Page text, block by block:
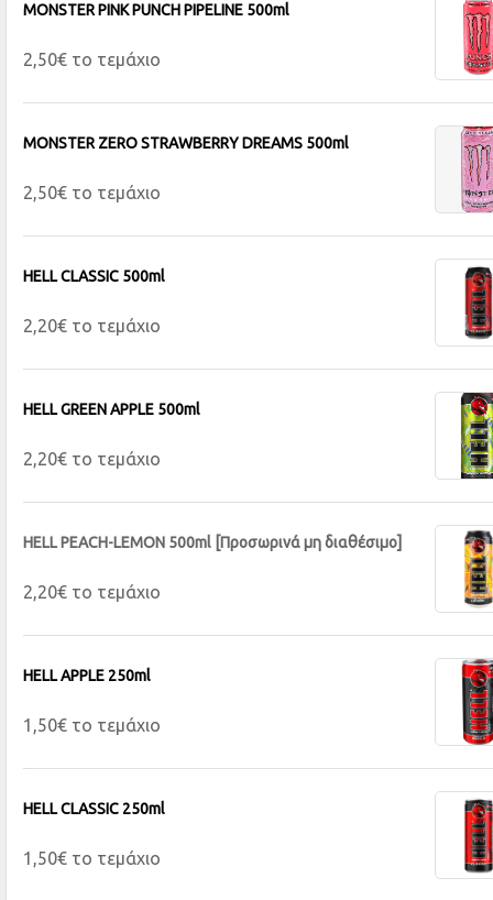
MONSTER PINK PUNCH PIPELINE 500ml
2,50€ το τεμάχιο
MONSTER ZERO STRAWBERRY DREAMS 500ml
2,50€ το τεμάχιο
HELL CLASSIC 500ml
2,20€ το τεμάχιο
HELL GREEN APPLE 500ml
2,20€ το τεμάχιο
HELL PEACH-LEMON 500ml [Προσωρινά μη διαθέσιμο]
2,20€ το τεμάχιο
HELL APPLE 250ml
1,50€ το τεμάχιο
HELL CLASSIC 250ml
1,50€ το τεμάχιο